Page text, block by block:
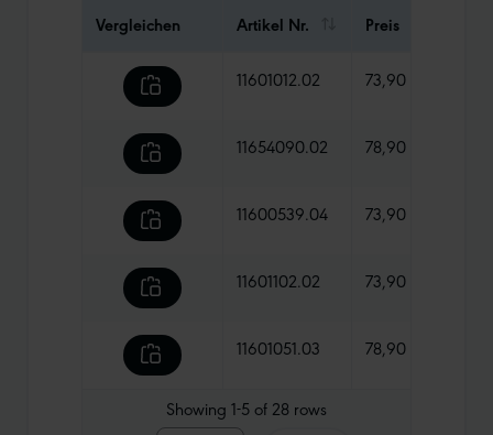
Vergleichen Artikel Nr. Preis
11601012.02 73,90 €
11654090.02 78,90 €
11600539.04 73,90 €
11601102.02 73,90 €
11601051.03 78,90 €
Showing 1-5of 28 rows